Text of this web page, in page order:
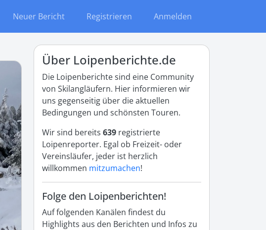
Neuer Bericht Registrieren Anmelden
Über Loipenberichte.de
Die Loipenberichte sind eine Community
von Skilangläufern. Hier informieren wir
uns gegenseitig über die aktuellen
Bedingungen und schönsten Touren.
Wir sind bereits 639 registrierte
Loipenreporter. Egal ob Freizeit- oder
Vereinsläufer, jeder ist herzlich
willkommen mitzumachen!
Folge den Loipenberichten!
Auf folgenden Kanälen findest du
Highlights aus den Berichten und Infos zu